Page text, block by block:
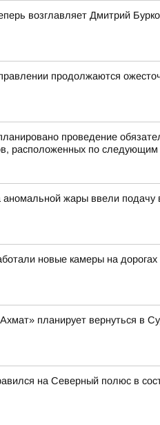
возглавляет Дмитрий Бурко
продолжаются
проведение
расположенных по
аномальной жары ввели подачу
новые камеры на дорогах
планирует вернуться в
на Северный полюс в